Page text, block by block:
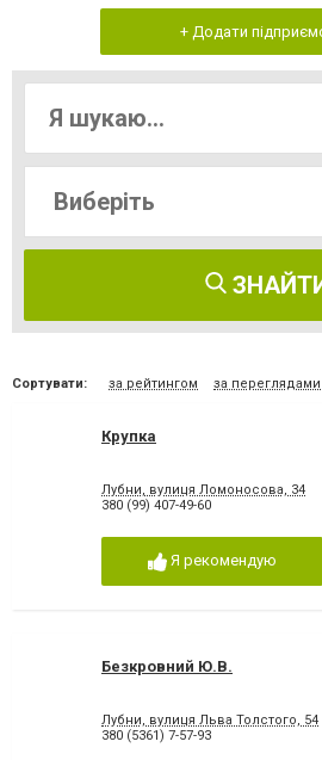
+ Додати
Сортувати: за рейтингом за переглядами
Крупка
Лубни, вулиця Ломоносова, 34
380 (99) 407-49-60
Я рекомендую
Безкровний Ю.В.
Лубни, вулиця Льва Толстого, 54
380 (5361) 7-57-93